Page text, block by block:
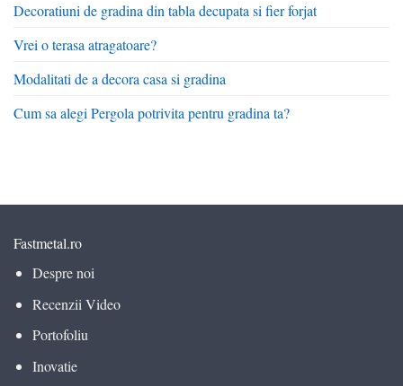
Decoratiuni de gradina din tabla decupata si fier forjat
Vrei o terasa atragatoare?
Modalitati de a decora casa si gradina
Cum sa alegi Pergola potrivita pentru gradina ta?
Fastmetal.ro
Despre noi
Recenzii Video
Portofoliu
Inovatie